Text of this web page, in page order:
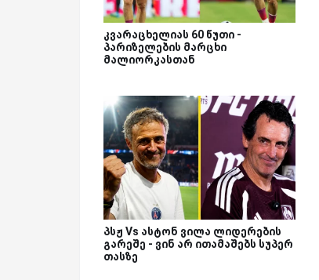
კვარაცხელიას 60 წუთი -
პარიზელების მარცხი
მალიორკასთან
პსჟ Vs ასტონ ვილა ლიდერების
გარეშე - ვინ არ ითამაშებს სუპერ
თასზე